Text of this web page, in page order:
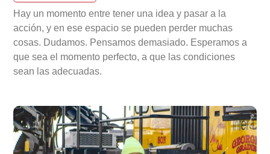
Hay un momento entre tener una idea y pasar a la
acción, y en ese espacio se pueden perder muchas
cosas. Dudamos. Pensamos demasiado. Esperamos a
que sea el momento perfecto, a que las condiciones
sean las adecuadas.